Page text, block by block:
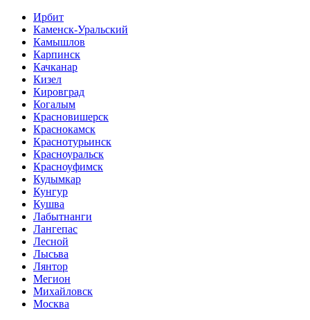
Ирбит
Каменск-Уральский
Камышлов
Карпинск
Качканар
Кизел
Кировград
Когалым
Красновишерск
Краснокамск
Краснотурьинск
Красноуральск
Красноуфимск
Кудымкар
Кунгур
Кушва
Лабытнанги
Лангепас
Лесной
Лысьва
Лянтор
Мегион
Михайловск
Москва